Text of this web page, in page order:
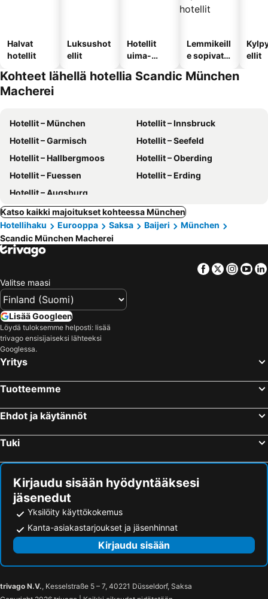
Halvat
hotellit
Luksushot
ellit
Hotellit
uima-
Lemmikeill
e sopivat
ellit
Kohteet lähellä hotellia Scandic München
Macherei
Hotellit – München
Hotellit – Innsbruck
Hotellit – Garmisch
Hotellit – Seefeld
Hotellit – Hallbergmoos
Hotellit – Oberding
Hotellit – Fuessen
Hotellit – Erding
Hotellit – Augsburg
Katso kaikki majoitukset kohteessa München
Hotellihaku
Eurooppa Saksa Baijeri
München
Scandic München Macherei
Facebook
Twitter
Valitse maasi
Lisää Googleen
Löydä tuloksemme helposti: lisää
trivago ensisijaiseksi lähteeksi
Googlessa.
Yritys
Tuotteemme
Ehdot ja käytännöt
Tuki
Kirjaudu sisään hyödyntääksesi
jäsenedut
Yksilöity käyttökokemus
Kanta-asiakastarjoukset ja jäsenhinnat
Kirjaudu sisään
trivago N.V., Kesselstraße 5 – 7, 40221 Düsseldorf, Saksa